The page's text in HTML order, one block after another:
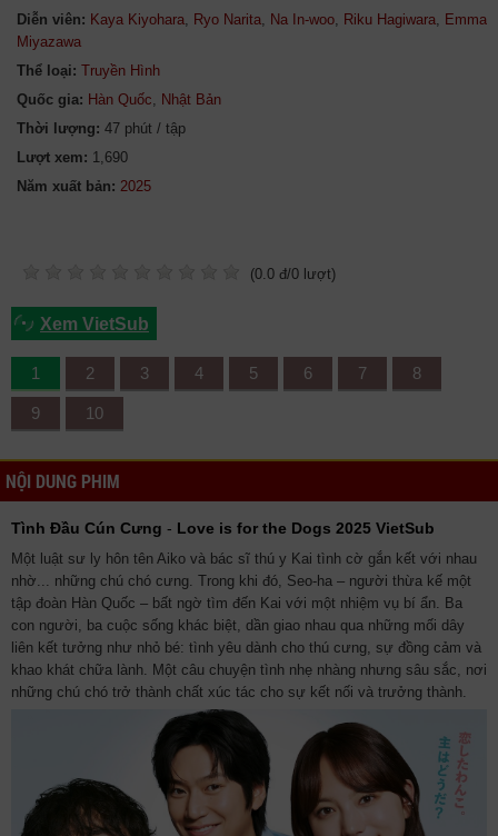
Diễn viên: Kaya Kiyohara, Ryo Narita, Na In-woo, Riku Hagiwara, Emma
Miyazawa
Thể loại: Truyền Hình
Quốc gia: Hàn Quốc, Nhật Bản
Thời lượng: 47 phút / tập
Lượt xem: 1,690
Năm xuất bản:
(0.0 đ/0 lượt)
Xem VietSub
1 2 3 4 5 6 7 8
9 10
NỘI DUNG PHIM
Tình Đầu Cún Cưng - Love is for the Dogs 2025 VietSub
Một luật sư ly hôn tên Aiko và bác sĩ thú y Kai tình cờ gắn kết với nhau
nhờ... những chú chó cưng. Trong khi đó, Seo-ha – người thừa kế một
tập đoàn Hàn Quốc – bất ngờ tìm đến Kai với một nhiệm vụ bí ẩn. Ba
con người, ba cuộc sống khác biệt, dần giao nhau qua những mối dây
liên kết tưởng như nhỏ bé: tình yêu dành cho thú cưng, sự đồng cảm và
khao khát chữa lành. Một câu chuyện tình nhẹ nhàng nhưng sâu sắc, nơi
những chú chó trở thành chất xúc tác cho sự kết nối và trưởng thành.